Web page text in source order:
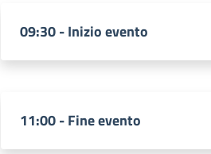
09:30 - Inizio evento
11:00 - Fine evento